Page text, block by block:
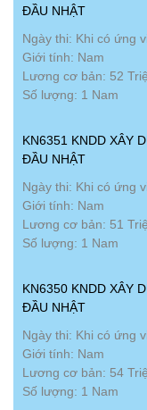
ĐẦU NHẬT
Ngày thi: Khi có ứng
Giới tính: Nam
Lương cơ bản: 52
Số lượng: 1 Nam
KN6351 KNDD XÂY
ĐẦU NHẬT
Ngày thi: Khi có ứng
Giới tính: Nam
Lương cơ bản: 51
Số lượng: 1 Nam
KN6350 KNDD XÂY
ĐẦU NHẬT
Ngày thi: Khi có ứng
Giới tính: Nam
Lương cơ bản: 54
Số lượng: 1 Nam